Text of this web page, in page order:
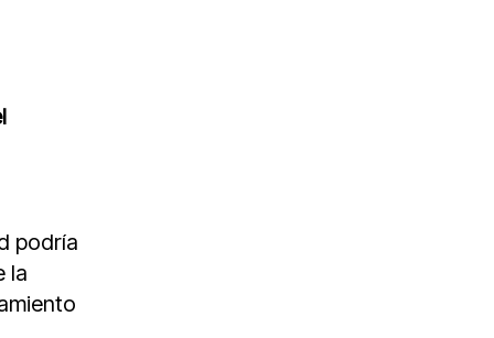
podría
la